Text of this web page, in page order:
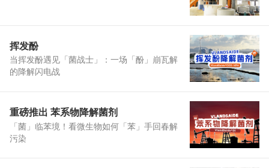
挥发酚
当挥发酚遇见「菌战士」：一场「酚」崩瓦解
的降解闪电战
重磅推出 苯系物降解菌剂
「菌」临苯境！看微生物如何「苯」手回春解
污染